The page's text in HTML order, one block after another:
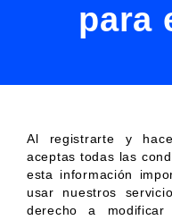
para
Al registrarte y
aceptas todas las
esta información
usar nuestros
derecho a